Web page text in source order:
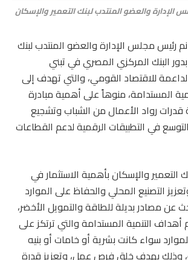
والعضو المنتدب لبنك التعمير والإسكان
رئيس مجلس الإدارة والعضو المنتدب لبنك
بدور البنك المركزي المصري في تبني
الداعمة للاقتصاد القومي، والتي تهدف إلى
المستدامة، منوهاً على أهمية مبادرة
قدرات رواد الأعمال من الشباب وتشجيع
في التطبيقات الرقمية لدعم القطاعات
التعمير والإسكان بأهمية الاستثمار في
التصنيع المحلي والحفاظ على الموارد
عن مصادر بديلة للطاقة والتمويل الأخضر،
التنمية المستدامة والتي ترتكز على
سواء كانت بشرية أو خامات أو بنيه
وذلك بهدف خلق فرص عمل، وتعزيز قدرة